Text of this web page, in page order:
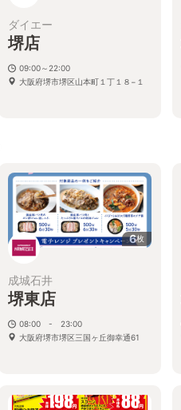
ダイエー
堺店
09:00～22:00
大阪府堺市堺区山本町１丁１８−１
6枚
成城石井
堺東店
08:00 - 23:00
大阪府堺市堺区三国ヶ丘御幸通61